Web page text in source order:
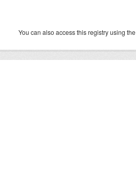
You can also access this registry using the